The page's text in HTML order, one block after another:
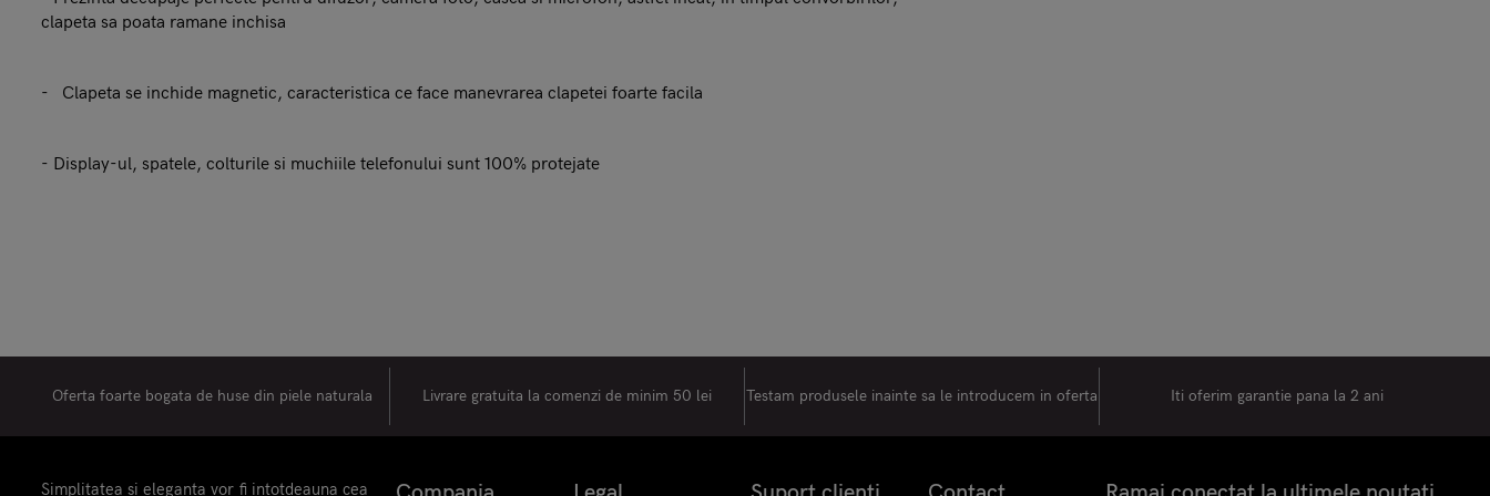
clapeta sa poata ramane inchisa
- Clapeta se inchide magnetic, caracteristica ce face manevrarea clapetei foarte facila
- Display-ul, spatele, colturile si muchiile telefonului sunt 100% protejate
Oferta foarte bogata de huse din piele naturala Livrare gratuita la comenzi de minim 50 lei Testam produsele inainte sa le introducem in oferta Iti oferim garantie pana la 2 ani
Simplitatea si eleganta vor fi intotdeauna cea